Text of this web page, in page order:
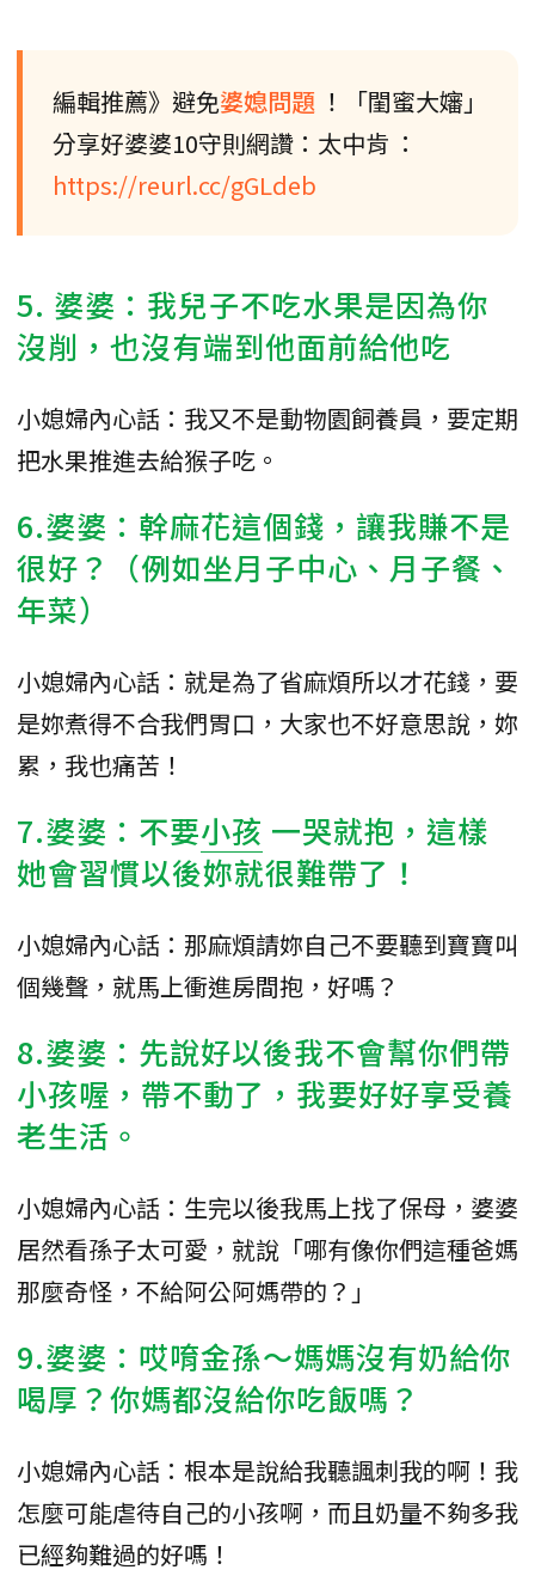
編輯推薦》避免婆媳問題 ！「閨蜜大嬸」
分享好婆婆10守則網讚：太中肯 ：
https://reurl.cc/gGLdeb
5. 婆婆：我兒子不吃水果是因為你
沒削，也沒有端到他面前給他吃
小媳婦內心話：我又不是動物園飼養員，要定期
把水果推進去給猴子吃。
6.婆婆：幹麻花這個錢，讓我賺不是
很好？（例如坐月子中心、月子餐、
年菜）
小媳婦內心話：就是為了省麻煩所以才花錢，要
是妳煮得不合我們胃口，大家也不好意思說，妳
累，我也痛苦！
7.婆婆：不要小孩 一哭就抱，這樣
她會習慣以後妳就很難帶了！
小媳婦內心話：那麻煩請妳自己不要聽到寶寶叫
個幾聲，就馬上衝進房間抱，好嗎？
8.婆婆：先說好以後我不會幫你們帶
小孩喔，帶不動了，我要好好享受養
老生活。
小媳婦內心話：生完以後我馬上找了保母，婆婆
居然看孫子太可愛，就說「哪有像你們這種爸媽
那麼奇怪，不給阿公阿媽帶的？」
9.婆婆：哎唷金孫～媽媽沒有奶給你
喝厚？你媽都沒給你吃飯嗎？
小媳婦內心話：根本是說給我聽諷刺我的啊！我
怎麼可能虐待自己的小孩啊，而且奶量不夠多我
已經夠難過的好嗎！